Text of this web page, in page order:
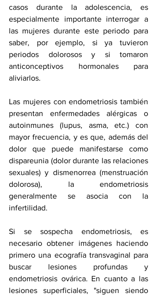
casos durante la adolescencia, es
especialmente importante interrogar a
las mujeres durante este periodo para
saber, por ejemplo, si ya tuvieron
periodos dolorosos y si tomaron
anticonceptivos hormonales para
aliviarlos.
Las mujeres con endometriosis también
presentan enfermedades alérgicas o
autoinmunes (lupus, asma, etc.) con
mayor frecuencia, y es que, además del
dolor que puede manifestarse como
dispareunia (dolor durante las relaciones
sexuales) y dismenorrea (menstruación
dolorosa), la endometriosis
generalmente se asocia con la
infertilidad.
Si se sospecha endometriosis, es
necesario obtener imágenes haciendo
primero una ecografía transvaginal para
buscar lesiones profundas y
endometriosis ovárica. En cuanto a las
lesiones superficiales, "siguen siendo